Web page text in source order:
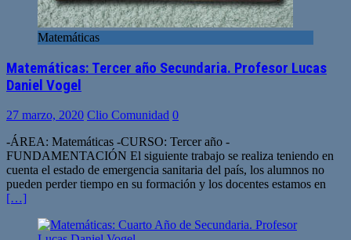
Matemáticas
Matemáticas: Tercer año Secundaria. Profesor Lucas
Daniel Vogel
27 marzo, 2020 Clio Comunidad 0
-ÁREA: Matemáticas -CURSO: Tercer año -
FUNDAMENTACIÓN El siguiente trabajo se realiza teniendo en
cuenta el estado de emergencia sanitaria del país, los alumnos no
pueden perder tiempo en su formación y los docentes estamos en
[…]